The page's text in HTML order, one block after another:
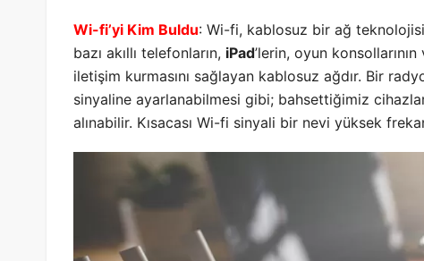
Wi-fi’yi Kim Buldu: Wi-fi, kablosuz bir ağ
bazı akıllı telefonların, iPad’lerin, oyun
iletişim kurmasını sağlayan kablosuz ağdır. Bir
sinyaline ayarlanabilmesi gibi; bahsettiğimiz
alınabilir. Kısacası Wi-fi sinyali bir nevi yüksek